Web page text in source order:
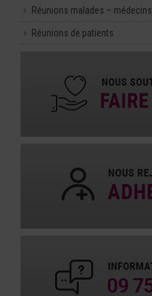
Réunions malades – médecins
Réunions de patients